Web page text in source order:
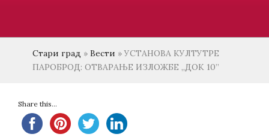
Стари град » Вести »УСТАНОВА КУЛТУТРЕ
ПАРОБРОД: ОТВАРАЊЕ ИЗЛОЖБЕ „ДОК 10”
Share this...